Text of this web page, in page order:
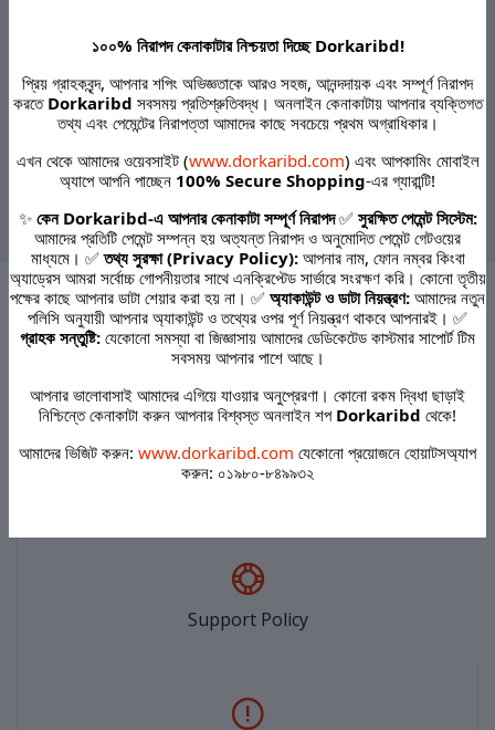
৳200.00
Johnson's Baby Soap
Blossoms- 75 g
Dove Cream Bathing Beauty
Bar with Moisturising Cream
For Soft, Smooth, Glowing
Skin Bar Soap -125g
‹ 1 2 3 4 5 6 ›
Terms & conditions
return policy
Support Policy
১০০% নিরাপদ কেনাকাটার নিশ্চয়তা দিচ্ছে Dorkaribd!
প্রিয় গ্রাহকবৃন্দ, আপনার শপিং অভিজ্ঞতাকে আরও সহজ, আনন্দদায়ক এবং সম্পূর্ণ নিরাপদ
করতে Dorkaribd সবসময় প্রতিশ্রুতিবদ্ধ। অনলাইন কেনাকাটায় আপনার ব্যক্তিগত
তথ্য এবং পেমেন্টের নিরাপত্তা আমাদের কাছে সবচেয়ে প্রথম অগ্রাধিকার।
এখন থেকে আমাদের ওয়েবসাইট (www.dorkaribd.com) এবং আপকামিং মোবাইল
অ্যাপে আপনি পাচ্ছেন 100% Secure Shopping-এর গ্যারান্টি!
✨ কেন Dorkaribd-এ আপনার কেনাকাটা সম্পূর্ণ নিরাপদ✅ সুরক্ষিত পেমেন্ট সিস্টেম:
আমাদের প্রতিটি পেমেন্ট সম্পন্ন হয় অত্যন্ত নিরাপদ ও অনুমোদিত পেমেন্ট গেটওয়ের
মাধ্যমে। ✅তথ্য সুরক্ষা (Privacy Policy):আপনার নাম, ফোন নম্বর কিংবা
অ্যাড্রেস আমরা সর্বোচ্চ গোপনীয়তার সাথে এনক্রিপ্টেড সার্ভারে সংরক্ষণ করি। কোনো তৃতীয়
পক্ষের কাছে আপনার ডাটা শেয়ার করা হয় না। ✅ অ্যাকাউন্ট ও ডাটা নিয়ন্ত্রণ: আমাদের নতুন
পলিসি অনুযায়ী আপনার অ্যাকাউন্ট ও তথ্যের ওপর পূর্ণ নিয়ন্ত্রণ থাকবে আপনারই। ✅
গ্রাহক সন্তুষ্টি: যেকোনো সমস্যা বা জিজ্ঞাসায় আমাদের ডেডিকেটেড কাস্টমার সাপোর্ট টিম
সবসময় আপনার পাশে আছে।
আপনার ভালোবাসাই আমাদের এগিয়ে যাওয়ার অনুপ্রেরণা। কোনো রকম দ্বিধা ছাড়াই
নিশ্চিন্তে কেনাকাটা করুন আপনার বিশ্বস্ত অনলাইন শপ Dorkaribd থেকে!
আমাদের ভিজিট করুন: www.dorkaribd.com যেকোনো প্রয়োজনে হোয়াটসঅ্যাপ
করুন: ০১৯৮০-৮৪৯৯৩২